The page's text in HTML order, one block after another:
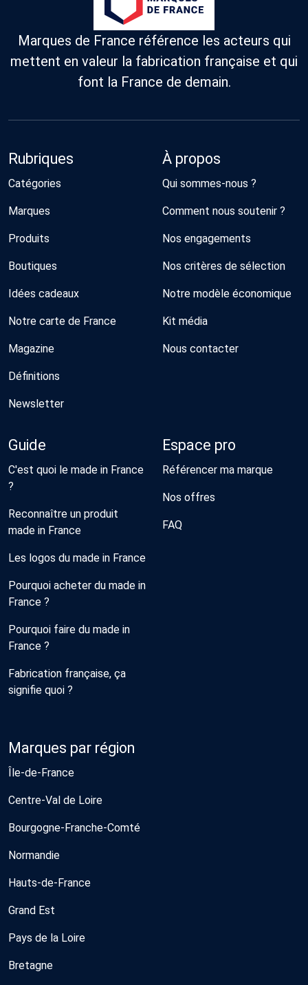
Marques de France référence les acteurs qui
mettent en valeur la fabrication française et qui
font la France de demain.
Rubriques
Catégories
Marques
Produits
Boutiques
Idées cadeaux
Notre carte de France
Magazine
Définitions
Newsletter
À propos
Qui sommes-nous ?
Comment nous soutenir ?
Nos engagements
Nos critères de sélection
Notre modèle économique
Kit média
Nous contacter
Guide
C'est quoi le made in France
?
Reconnaître un produit
made in France
Les logos du made in France
Pourquoi acheter du made in
France ?
Pourquoi faire du made in
France ?
Fabrication française, ça
signifie quoi ?
Espace pro
Référencer ma marque
Nos offres
FAQ
Marques par région
Île-de-France
Centre-Val de Loire
Bourgogne-Franche-Comté
Normandie
Hauts-de-France
Grand Est
Pays de la Loire
Bretagne